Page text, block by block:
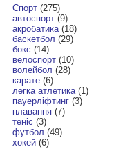
Спорт(275)
автоспорт(9)
акробатика(18)
баскетбол (29)
бокс (14)
велоспорт(10)
волейбол (28)
карате(6)
легка атлетика(1)
пауерліфтинг(3)
плавання(7)
теніс (3)
футбол (49)
хокей(6)